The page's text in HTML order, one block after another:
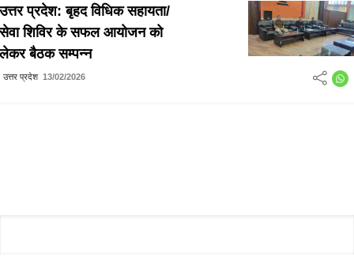
उत्तर प्रदेश: बृहद विधिक सहायता/
सेवा शिविर के सफल आयोजन को
लेकर बैठक सम्पन्न
उत्तर प्रदेश 13/02/2026